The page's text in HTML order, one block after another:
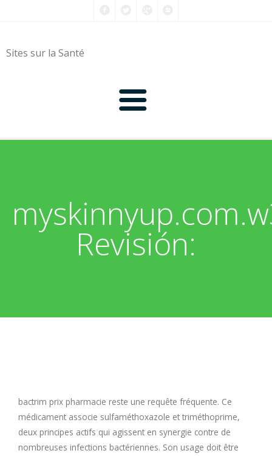
Sites sur la Santé
0-9
C
H
I
Revisión:
bactrim prix pharmacie reste une requête fréquente. Ce
médicament associe sulfaméthoxazole et triméthoprime,
deux principes actifs qui agissent en synergie contre de
nombreuses infections bactériennes. Son usage doit être